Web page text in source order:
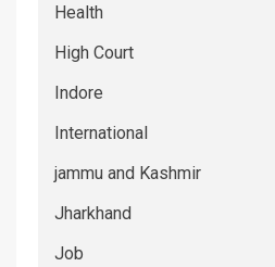
Health
High Court
Indore
International
jammu and Kashmir
Jharkhand
Job